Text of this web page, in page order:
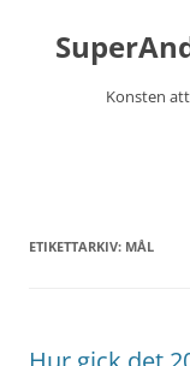
innehåll
Konsten
ETIKETTARKIV: MÅL